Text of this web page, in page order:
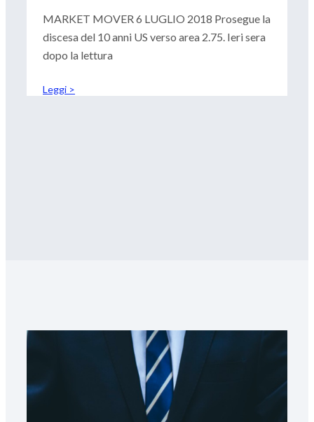
MARKET MOVER 6 LUGLIO 2018 Prosegue la
discesa del 10 anni US verso area 2.75. Ieri sera
dopo la lettura
Leggi >